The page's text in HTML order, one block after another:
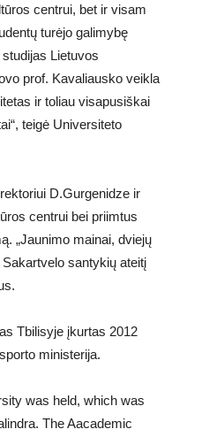
centrui, bet ir visam
turėjo galimybę
Lietuvos
prof. Kavaliausko veikla
ir toliau visapusiškai
teigė Universiteto
D.Gurgenidze ir
centrui bei priimtus
„Jaunimo mainai, dviejų
santykių ateitį
Tbilisyje įkurtas 2012
ministerija.
was held, which was
The Aacademic